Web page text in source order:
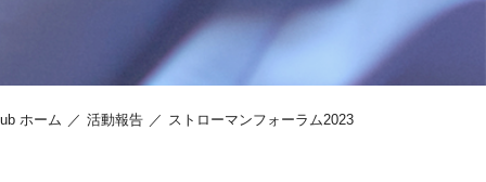
ホーム 活動報告 ストローマンフォーラム2023